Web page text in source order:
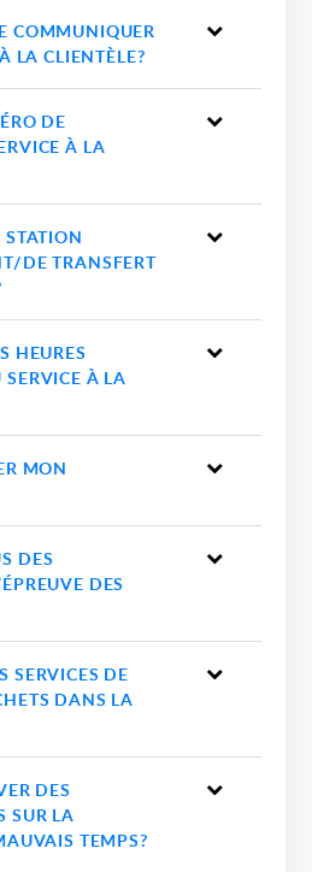
COMMUNIQUER
LA CLIENTÈLE?
DE
À LA
DE TRANSFERT
HEURES
SERVICE À LA
MON
DES
DES
SERVICES DE
DANS LA
DES
SUR LA
TEMPS?